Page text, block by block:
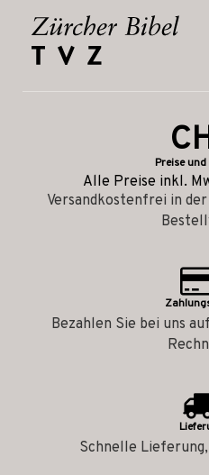
Preise
Alle Preise inkl.
Versandkostenfrei in
Bezahlen Sie bei uns
Schnelle